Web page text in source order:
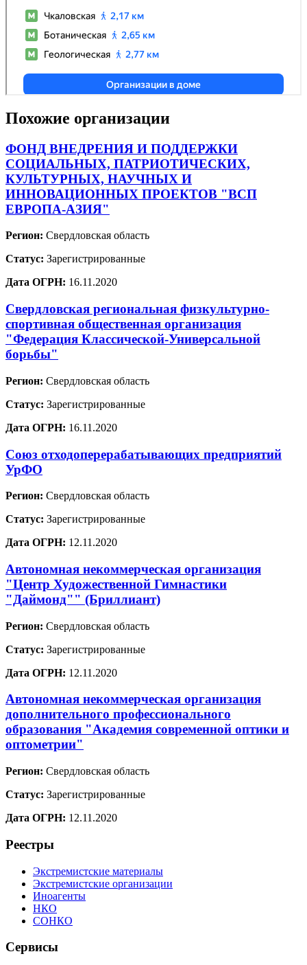
Похожие организации
ФОНД ВНЕДРЕНИЯ И ПОДДЕРЖКИ
СОЦИАЛЬНЫХ, ПАТРИОТИЧЕСКИХ,
КУЛЬТУРНЫХ, НАУЧНЫХ И
ИННОВАЦИОННЫХ ПРОЕКТОВ "ВСП
ЕВРОПА-АЗИЯ"
Регион: Свердловская область
Статус: Зарегистрированные
Дата ОГРН: 16.11.2020
Свердловская региональная физкультурно-
спортивная общественная организация
"Федерация Классической-Универсальной
борьбы"
Регион: Свердловская область
Статус: Зарегистрированные
Дата ОГРН: 16.11.2020
Союз отходоперерабатывающих предприятий
УрФО
Регион: Свердловская область
Статус: Зарегистрированные
Дата ОГРН: 12.11.2020
Автономная некоммерческая организация
"Центр Художественной Гимнастики
"Даймонд"" (Бриллиант)
Регион: Свердловская область
Статус: Зарегистрированные
Дата ОГРН: 12.11.2020
Автономная некоммерческая организация
дополнительного профессионального
образования "Академия современной оптики и
оптометрии"
Регион: Свердловская область
Статус: Зарегистрированные
Дата ОГРН: 12.11.2020
Реестры
Экстремистские материалы
Экстремистские организации
Иноагенты
НКО
СОНКО
Сервисы